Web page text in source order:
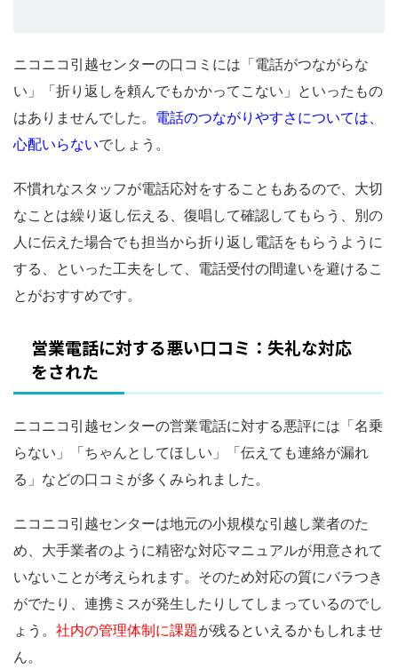
ニコニコ引越センターの口コミには「電話がつながらな
い」「折り返しを頼んでもかかってこない」といったもの
はありませんでした。 電話のつながりやすさについては、
心配いらないでしょう。
不慣れなスタッフが電話応対をすることもあるので、大切
なことは繰り返し伝える、復唱して確認してもらう、別の
人に伝えた場合でも担当から折り返し電話をもらうように
する、といった工夫をして、電話受付の間違いを避けるこ
とがおすすめです。
営業電話に対する悪い口コミ：失礼な対応
をされた
ニコニコ引越センターの営業電話に対する悪評には「名乗
らない」「ちゃんとしてほしい」「伝えても連絡が漏れ
る」などの口コミが多くみられました。
ニコニコ引越センターは地元の小規模な引越し業者のた
め、大手業者のように精密な対応マニュアルが用意されて
いないことが考えられます。そのため対応の質にバラつき
がでたり、連携ミスが発生したりしてしまっているのでし
ょう。 社内の管理体制に課題が残るといえるかもしれませ
ん。